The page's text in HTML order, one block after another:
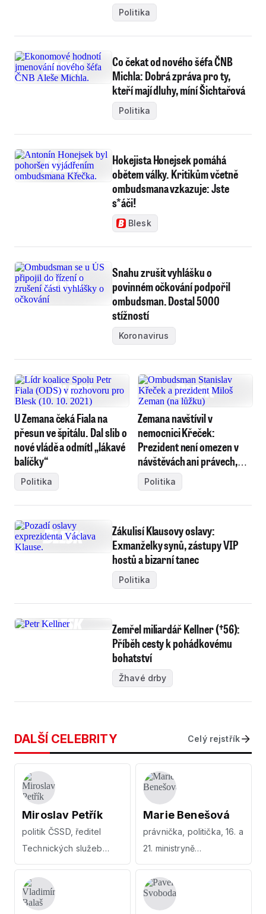
Politika
Co čekat od nového šéfa ČNB
Michla: Dobrá zpráva pro ty,
kteří mají dluhy, míní Šichtařová
Politika
Hokejista Honejsek pomáhá
obětem války. Kritikům včetně
ombudsmana vzkazuje: Jste
s*áči!
Blesk
Snahu zrušit vyhlášku o
povinném očkování podpořil
ombudsman. Dostal 5000
stížností
Koronavirus
U Zemana čeká Fiala na
přesun ve špitálu. Dal slib o
nové vládě a odmítl „lákavé
balíčky“
Politika
Zemana navštívil v
nemocnici Křeček:
Prezident není omezen v
návštěvách ani právech,
tvrdí
Politika
Zákulisí Klausovy oslavy:
Exmanželky synů, zástupy VIP
hostů a bizarní tanec
Politika
Zemřel miliardář Kellner (†56):
Příběh cesty k pohádkovému
bohatství
Žhavé drby
DALŠÍ CELEBRITY Celý rejstřík
Miroslav Petřík
politik ČSSD, ředitel
Technických služeb
města Ollomouc
Marie Benešová
právnička, politička, 16. a
21. ministryně
spravedlnosti